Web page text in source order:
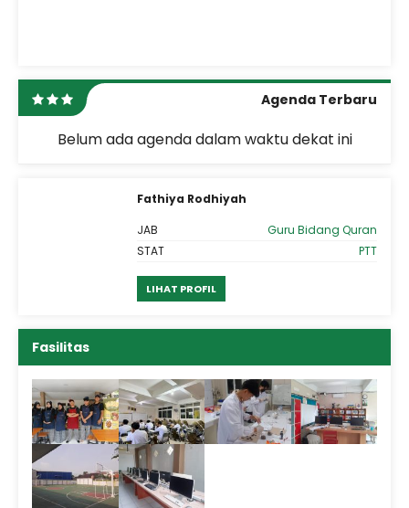
Agenda Terbaru
Belum ada agenda dalam waktu dekat ini
Fathiya Rodhiyah
JAB
Guru Bidang Quran
STAT
PTT
LIHAT PROFIL
Fasilitas